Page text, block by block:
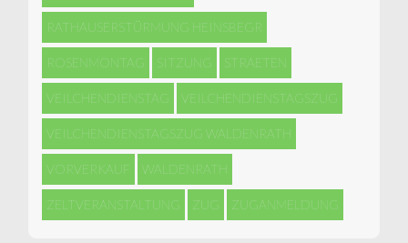
RATHAUSERSTÜRMUNG HEINSBEGR
ROSENMONTAG SITZUNG STRAETEN
VEILCHENDIENSTAG VEILCHENDIENSTAGSZUG
VEILCHENDIENSTAGSZUG WALDENRATH
VORVERKAUF WALDENRATH
ZELTVERANSTALTUNG ZUG ZUGANMELDUNG